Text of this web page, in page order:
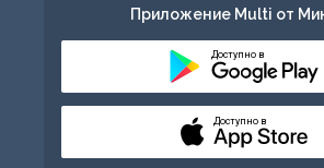
Приложение Multi от
Доступно в
Доступно в